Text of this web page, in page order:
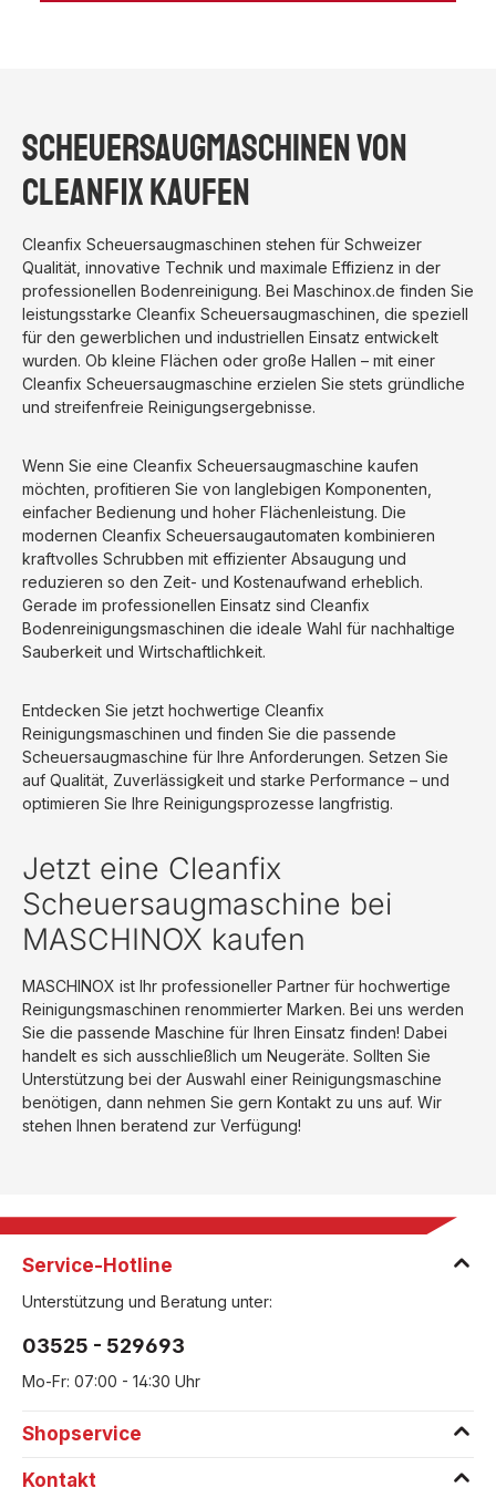
Verschmutzungen zuverlässig auf Fliesen-, Beton-,
Epoxidharz- und anderen Hartböden. Der integrierte
Fahrantrieb mit Vorwärts- und Rückwärtsfahrt sorgt für
komfortables und müheloses Manövrieren – auch in
Geräuschpegel von nur 67 dB(A) eignet sich die
Maschine ebenso für den Einsatz in Krankenhäusern,
Einkaufszentren, öffentlichen Einrichtungen und anderen
geräuschempfindlichen Bereichen. Das integrierte
Ladegerät erleichtert den täglichen Betrieb, während
der einfache Wechsel von Bürsten und Pads die
Wartung besonders komfortabel macht.Vorteile auf
einen BlickProfessionelle Scheuersaugmaschine für
cmFrischwassertank: 90 LiterSchmutzwassertank: 106
LiterTheoretische Flächenleistung bis 2.950
m²/hEinstellbarer Bürstendruck von 20–54 kgFahrantrieb
mit Vorwärts- und RückwärtsgangIntegriertes
LadegerätLeiser Betrieb mit nur 67 dB(A)Ideal für
Industrie, Logistik, Werkstätten, Einkaufszentren und
öffentliche GebäudeTechnische DatenStromversorgung:
24 V DCBürstenmotor: 500 WSaugmotor: 640
WBürstendrehzahl: 200 U/minArbeitsbreite: 70
lSchmutzwassertank: 106 lMaximale Laufzeit: bis zu 5
Stunden (abhängig von der Batterie)Gewicht mit Batterie:
ca. 350 kgDie CLEANFIX RA705 IBCT ist die ideale
Lösung für alle, die auf großen Flächen eine hohe
Reinigungsleistung, maximale Zuverlässigkeit und
gebogen, 4x6V GEL-Batterien 180 Ah, vollautomatisches
Ladegerät integriert MASCHINOX ist offizieller Cleanfix
Service- und Handelspartner
Scheuersaugmaschinen von
Cleanfix kaufen
Cleanfix Scheuersaugmaschinen stehen für Schweizer
Qualität, innovative Technik und maximale Effizienz in der
professionellen Bodenreinigung. Bei Maschinox.de finden Sie
leistungsstarke Cleanfix Scheuersaugmaschinen, die speziell
für den gewerblichen und industriellen Einsatz entwickelt
wurden. Ob kleine Flächen oder große Hallen – mit einer
Cleanfix Scheuersaugmaschine erzielen Sie stets gründliche
und streifenfreie Reinigungsergebnisse.
Wenn Sie eine Cleanfix Scheuersaugmaschine kaufen
möchten, profitieren Sie von langlebigen Komponenten,
einfacher Bedienung und hoher Flächenleistung. Die
modernen Cleanfix Scheuersaugautomaten kombinieren
kraftvolles Schrubben mit effizienter Absaugung und
reduzieren so den Zeit- und Kostenaufwand erheblich.
Gerade im professionellen Einsatz sind Cleanfix
Bodenreinigungsmaschinen die ideale Wahl für nachhaltige
Sauberkeit und Wirtschaftlichkeit.
Entdecken Sie jetzt hochwertige Cleanfix
Reinigungsmaschinen und finden Sie die passende
Scheuersaugmaschine für Ihre Anforderungen. Setzen Sie
auf Qualität, Zuverlässigkeit und starke Performance – und
optimieren Sie Ihre Reinigungsprozesse langfristig.
Jetzt eine Cleanfix
Scheuersaugmaschine bei
MASCHINOX kaufen
MASCHINOX ist Ihr professioneller Partner für hochwertige
Reinigungsmaschinen renommierter Marken. Bei uns werden
Sie die passende Maschine für Ihren Einsatz finden! Dabei
handelt es sich ausschließlich um Neugeräte. Sollten Sie
Unterstützung bei der Auswahl einer Reinigungsmaschine
benötigen, dann nehmen Sie gern Kontakt zu uns auf. Wir
stehen Ihnen beratend zur Verfügung!
Service-Hotline
Unterstützung und Beratung unter:
03525 - 529693
Mo-Fr: 07:00 - 14:30 Uhr
Shopservice
Kontakt